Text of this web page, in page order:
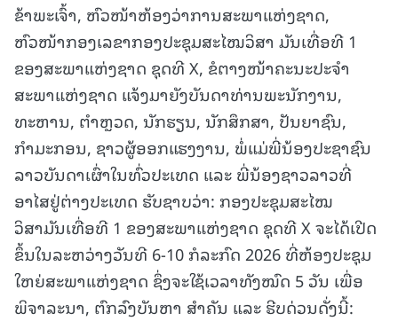
ຂ້າພະເຈົ້າ, ຫົວໜ້າຫ້ອງວ່າການສະພາແຫ່ງຊາດ,
ຫົວໜ້າກອງເລຂາກອງປະຊຸມສະໄໝວິສາ ມັນເທື່ອທີ 1
ຂອງສະພາແຫ່ງຊາດ ຊຸດທີ X, ຂໍຕາງໜ້າຄະນະປະຈໍາ
ສະພາແຫ່ງຊາດ ແຈ້ງມາຍັງບັນດາທ່ານພະນັກງານ,
ທະຫານ, ຕຳຫຼວດ, ນັກຮຽນ, ນັກສຶກສາ, ປັນຍາຊົນ,
ກຳມະກອນ, ຊາວຜູ້ອອກແຮງງານ, ພໍ່ແມ່ພີ່ນ້ອງປະຊາຊົນ
ລາວບັນດາເຜົ່າໃນທົ່ວປະເທດ ແລະ ພີ່ນ້ອງຊາວລາວທີ່
ອາໄສຢູ່ຕ່າງປະເທດ ຮັບຊາບວ່າ: ກອງປະຊຸມສະໄໝ
ວິສາມັນເທື່ອທີ 1 ຂອງສະພາແຫ່ງຊາດ ຊຸດທີ X ຈະໄດ້ເປີດ
ຂຶ້ນໃນລະຫວ່າງວັນທີ 6-10 ກໍລະກົດ 2026 ທີ່ຫ້ອງປະຊຸມ
ໃຫຍ່ສະພາແຫ່ງຊາດ ຊຶ່ງຈະໃຊ້ເວລາທັງໝົດ 5 ວັນ ເພື່ອ
ພິຈາລະນາ, ຕົກລົງບັນຫາ ສໍາຄັນ ແລະ ຮີບດ່ວນດັ່ງນີ້: